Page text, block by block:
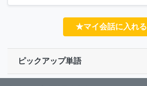
★マイ会話に入れる
ピックアップ単語